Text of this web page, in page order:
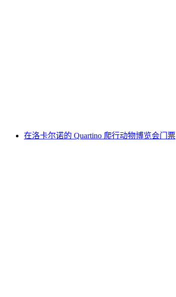
在洛卡尔诺的 Quartino 爬行动物博览会门票